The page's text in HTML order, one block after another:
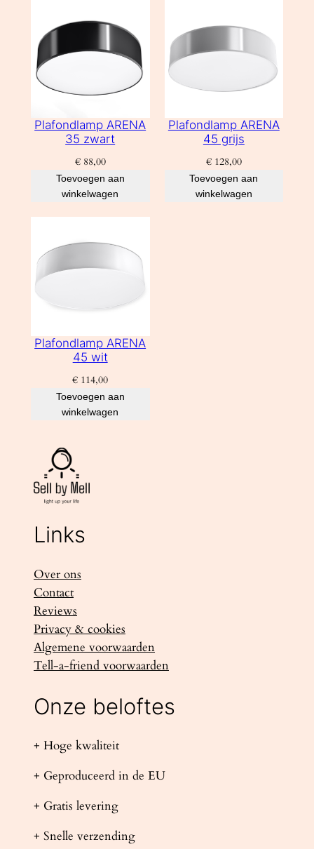
Plafondlamp ARENA
35 zwart
€88,00
Toevoegen aan
winkelwagen
Plafondlamp ARENA
45 grijs
€128,00
Toevoegen aan
winkelwagen
Plafondlamp ARENA
45 wit
€ 114,00
Toevoegen aan
winkelwagen
Links
Over ons
Contact
Reviews
Privacy & cookies
Algemene voorwaarden
Tell-a-friend voorwaarden
Onze beloftes
+ Hoge kwaliteit
+ Geproduceerd in de EU
+ Gratis levering
+ Snelle verzending